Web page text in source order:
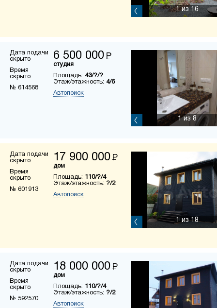
1из 16
Дата подачи
скрыто
Время
скрыто
№ 614568
6 500 000 Р
студия
Площадь: 43/?/?
Этаж/этажность: 4/6
Автопоиск
1из 8
Дата подачи
скрыто
Время
скрыто
№ 601913
17 900 000 Р
дом
Площадь: 110/?/4
Этаж/этажность: ?/2
Автопоиск
1 из 18
Дата подачи
скрыто
Время
скрыто
№ 592570
18 000 000 Р
дом
Площадь: 110/?/4
Этаж/этажность: ?/2
Автопоиск